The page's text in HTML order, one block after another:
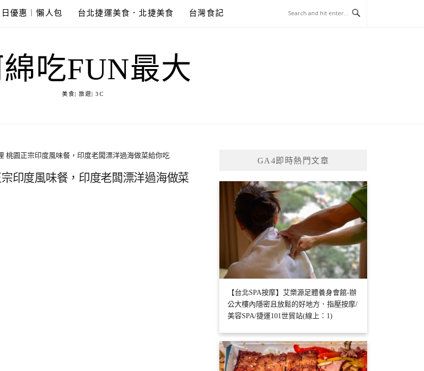
優惠︱懶人包 台北捷運美食．北捷美食 台灣食記
綿吃FUN最大
美食| 旅遊| 3C
桃園正宗印度風味餐，印度老闆漂洋過海做菜給你吃
印度風味餐，印度老闆漂洋過海做菜
GA4即時熱門文章
【台北SPA按摩】艾樂源足體養身會館-辦
公大樓內隱密且放鬆的好地方．指壓按摩/
美容SPA/捷運101世貿站(線上：1)